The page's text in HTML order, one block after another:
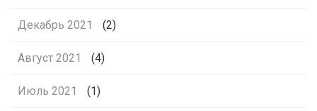
Декабрь 2021 (2)
Август 2021 (4)
Июль 2021 (1)